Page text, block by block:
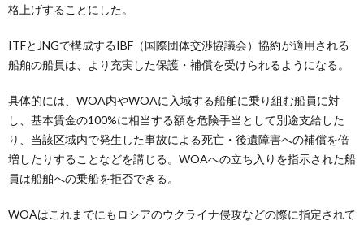
格上げすることにした。
ITFとJNGで構成するIBF（国際団体交渉協議会）協約が適用される
船舶の船員は、より充実した保護・補償を受けられるようになる。
具体的には、WOA内やWOAに入域する船舶に乗り組む船員に対
し、基本賃金の100%に相当する額を危険手当として別途支給した
り、当該区域内で発生した事故による死亡・後遺障害への補償を倍
増したりすることなどを講じる。WOAへの立ち入りを指示された船
員は船舶への乗船を拒否できる。
WOAはこれまでにもロシアのウクライナ侵攻などの際に指定されて